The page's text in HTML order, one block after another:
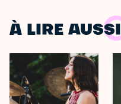
À LIRE AUSSI